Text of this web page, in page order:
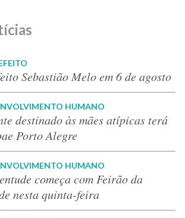
Sebastião Melo em 6 de agosto
HUMANO
destinado às mães atípicas terá
Porto Alegre
HUMANO
começa com Feirão da
nesta quinta-feira